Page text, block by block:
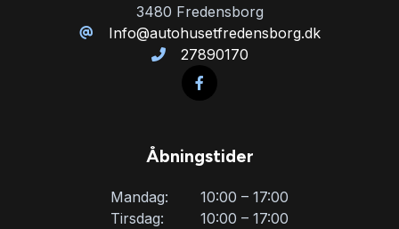
Musikstreaming via bluetooth
3480 Fredensborg
Info@autohusetfredensborg.dk
27890170
Åbningstider
Mandag:
10:00 – 17:00
Tirsdag:
10:00 – 17:00